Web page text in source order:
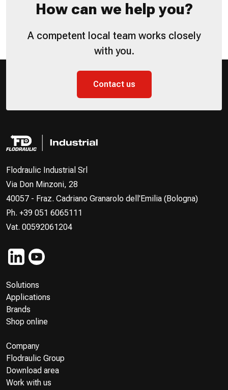
How can we help you?
A competent local team works closely
with you.
Contact us
Flodraulic Industrial Srl
Via Don Minzoni, 28
40057 - Fraz. Cadriano Granarolo dell'Emilia (Bologna)
Ph. +39 051 6065111
Vat. 00592061204
Solutions
Applications
Brands
Shop online
Company
Flodraulic Group
Download area
Work with us